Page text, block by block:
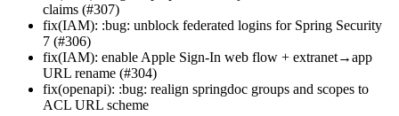
claims (#307)
fix(IAM): :bug: unblock federated logins for Spring Security
7 (#306)
fix(IAM): enable Apple Sign-In web flow + extranet→app
URL rename (#304)
fix(openapi): :bug: realign springdoc groups and scopes to
ACL URL scheme